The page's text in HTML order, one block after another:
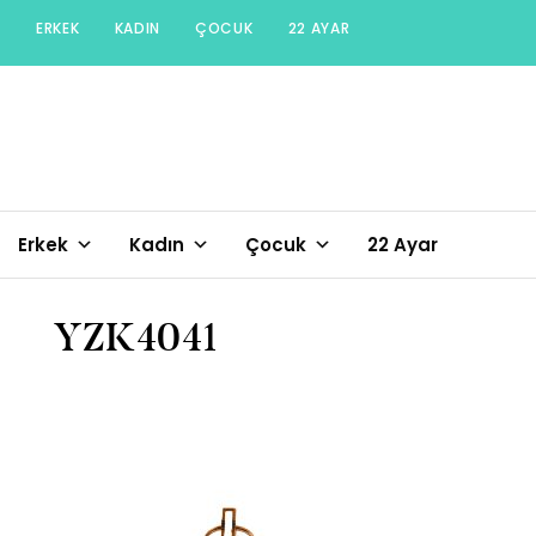
content
ERKEK KADIN ÇOCUK 22 AYAR
Erkek Kadın Çocuk 22 Ayar
YZK4041